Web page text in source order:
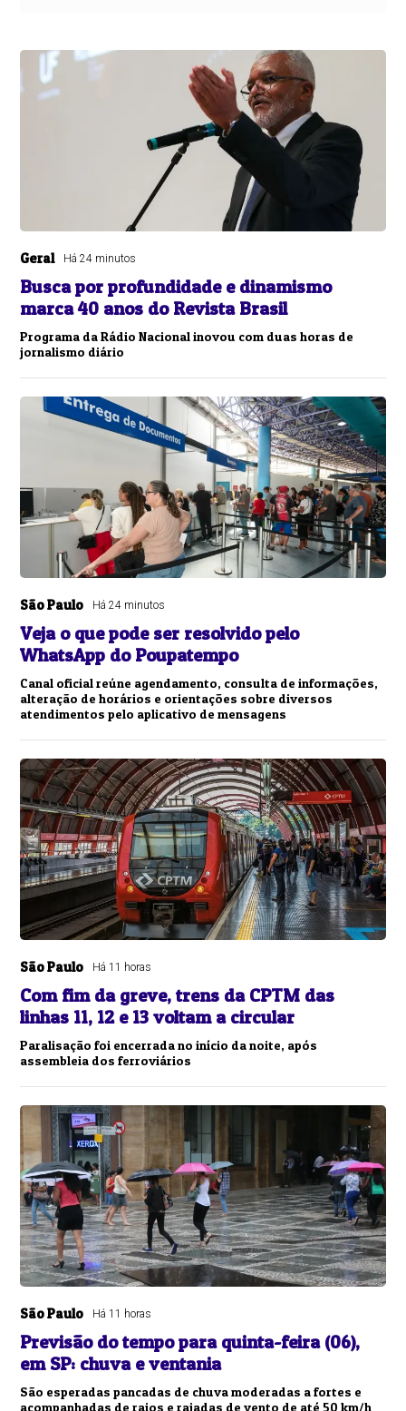
Geral Há 24 minutos
Busca por profundidade e dinamismo
marca 40 anos do Revista Brasil
Programa da Rádio Nacional inovou com duas horas de
jornalismo diário
São Paulo Há 24 minutos
Veja o que pode ser resolvido pelo
WhatsApp do Poupatempo
Canal oficial reúne agendamento, consulta de informações,
alteração de horários e orientações sobre diversos
atendimentos pelo aplicativo de mensagens
São Paulo Há 11 horas
Com fim da greve, trens da CPTM das
linhas 11, 12 e 13 voltam a circular
Paralisação foi encerrada no início da noite, após
assembleia dos ferroviários
São Paulo Há 11 horas
Previsão do tempo para quinta-feira (06),
em SP: chuva e ventania
São esperadas pancadas de chuva moderadas a fortes e
acompanhadas de raios e rajadas de vento de até 50 km/h